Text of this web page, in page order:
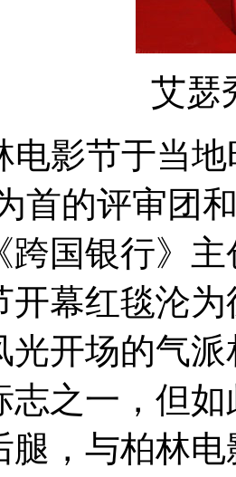
艾瑟
电影节于当
首的评审团
跨国银行》
开幕红毯沦
光开场的气
志之一，但
腿，与柏林